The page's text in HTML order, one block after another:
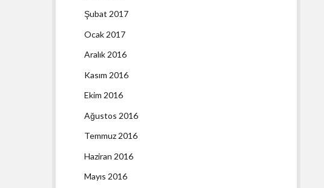
Şubat 2017
Ocak 2017
Aralık 2016
Kasım 2016
Ekim 2016
Ağustos 2016
Temmuz 2016
Haziran 2016
Mayıs 2016